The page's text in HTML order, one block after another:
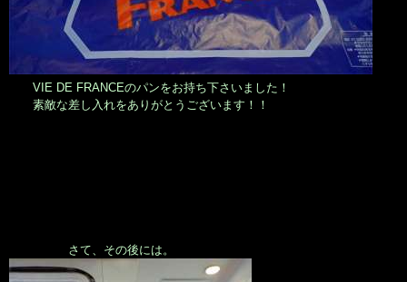
VIE DE FRANCEのパンをお持ち下さいました！
素敵な差し入れをありがとうございます！！
さて、その後には。